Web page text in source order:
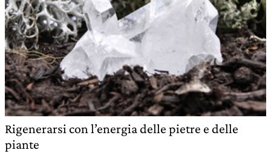
Rigenerarsi con l’energia delle pietre e delle
piante